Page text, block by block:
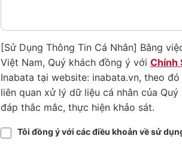
[Sử Dụng Thông Tin Cá Nhân] Bằng
Việt Nam, Quý khách đồng ý với Chính
Inabata tại website: inabata.vn, theo
liên quan xử lý dữ liệu cá nhân của
đáp thắc mắc, thực hiện khảo sát.
Tôi đồng ý với các điều khoản về sử